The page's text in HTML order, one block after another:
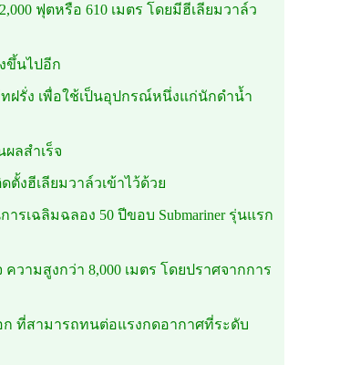
ฟุตหรือ 610 เมตร โดยมีฮีเลียมวาล์ว
ขึ้นไปอีก
ทฝรั่ง เพื่อใช้เป็นอุปกรณ์หนึ่งแก่นักดำน้ำ
ลสำเร็จ
ตั้งฮีเลียมวาล์วเข้าไว้ด้วย
ารเฉลิมฉลอง 50 ปีขอบ Submariner รุ่นแรก
วามสูงกว่า 8,000 เมตร โดยปราศจากการ
อก ที่สามารถทนต่อแรงกดอากาศที่ระดับ